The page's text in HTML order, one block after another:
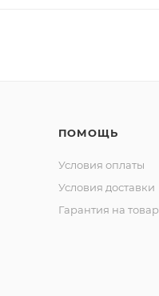
ПОМОЩЬ
Условия оплаты
Условия доставки
Гарантия на товар